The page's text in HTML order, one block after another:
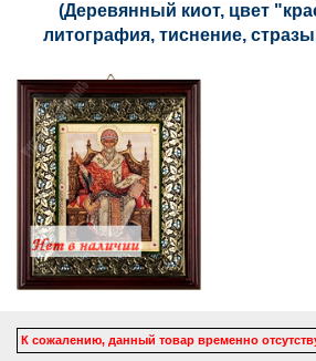
(Деревянный киот, цвет
литография, тиснение,
К сожалению, данный товар временно